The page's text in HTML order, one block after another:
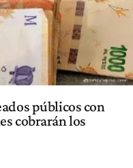
públicos con
cobrarán los